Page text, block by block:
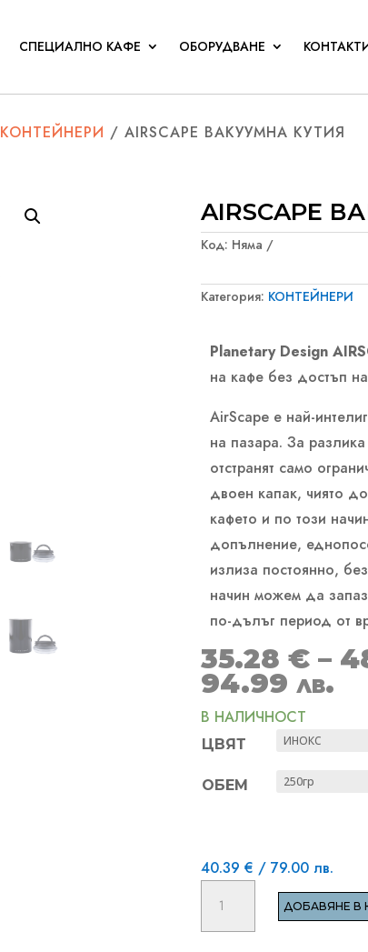
СПЕЦИАЛНО КАФЕ ОБОРУДВАНЕ
КОНТЕЙНЕРИ / AIRSCAPE ВАКУУМНА КУТИЯ
AIRSCAPE
Код: Няма
Категория: КОНТЕЙНЕРИ
Planetary Design
на кафе без достъп
AirScape е най-
на пазара. За
отстранят само
двоен капак, чиято
кафето и по този
допълнение,
излиза постоянно,
начин можем да
по-дълъг период от
35.28€ –
94.99 лв.
В НАЛИЧНОСТ
ЦВЯТ
ОБЕМ
40.39€ / 79.00 лв.
количество
ДОБАВЯНЕ В